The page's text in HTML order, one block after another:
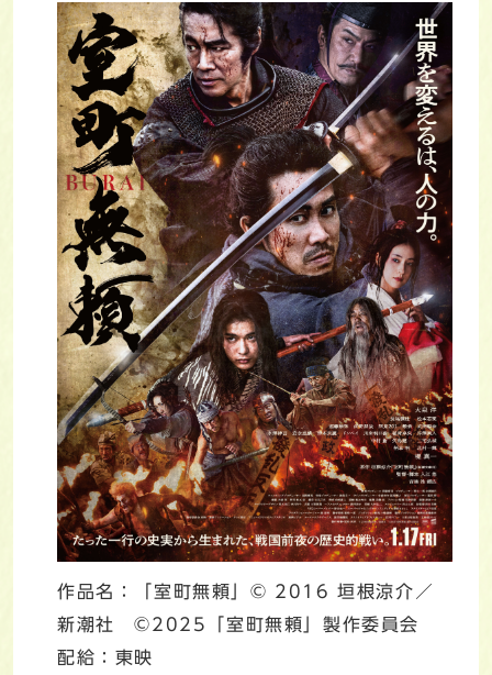
作品名：「室町無頼」© 2016 垣根涼介／
新潮社 ©2025「室町無頼」製作委員会
配給：東映